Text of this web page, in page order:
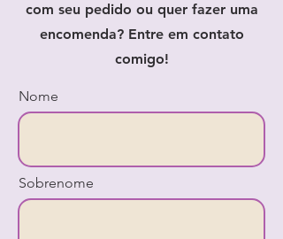
com seu pedido ou quer fazer uma
encomenda? Entre em contato
comigo!
Nome
Sobrenome